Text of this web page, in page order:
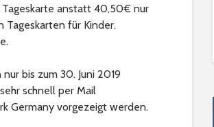
Tageskarte anstatt 40,50€ nur
Tageskarten für Kinder.
bis zum 30. Juni 2019
schnell per Mail
Germany vorgezeigt werden.